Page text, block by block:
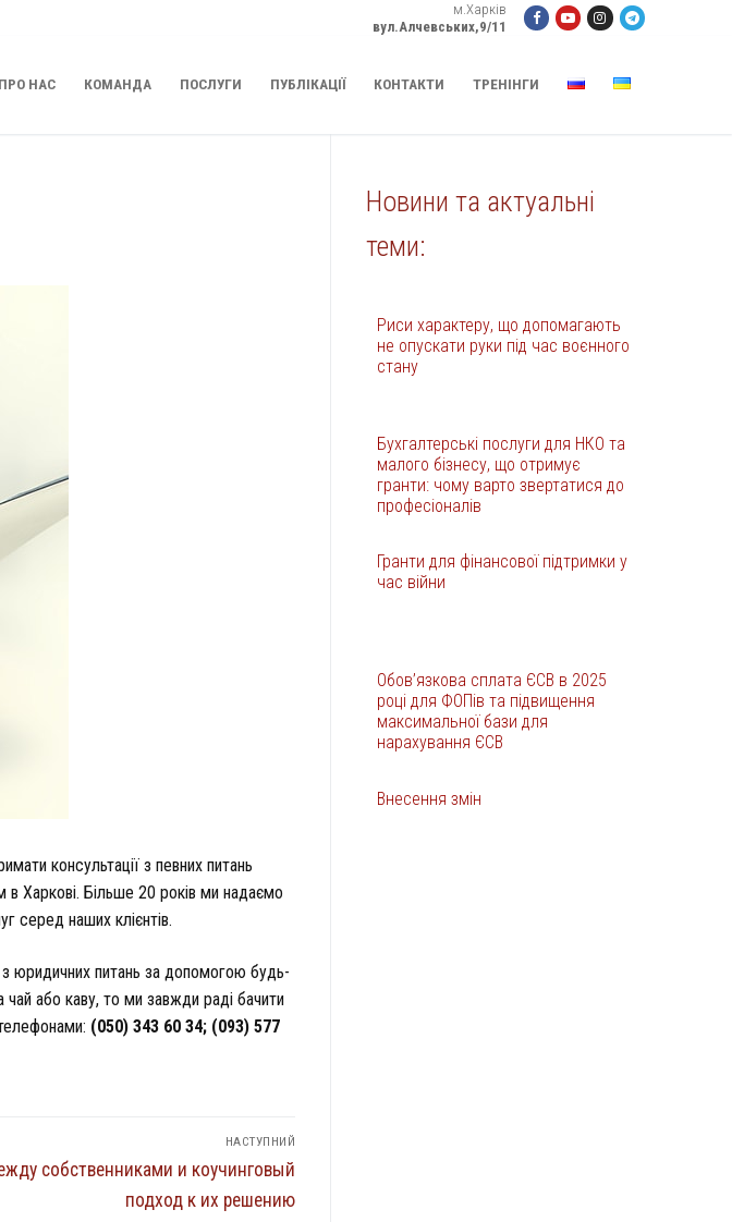
м.Харків
вул.Алчевських,9/11
ПРО НАС КОМАНДА ПОСЛУГИ ПУБЛІКАЦІЇ КОНТАКТИ ТРЕНІНГИ
консультації з певних питань
в Харкові. Більше 20 років ми надаємо
серед наших клієнтів.
юридичних питань за допомогою будь-
або каву, то ми завжди раді бачити
(050) 343 60 34; (093) 577
НАСТУПНИЙ
собственниками и коучинговый
подход к их решению
Новини та актуальні
теми:
Риси характеру, що допомагають
не опускати руки під час воєнного
стану
Бухгалтерські послуги для НКО та
малого бізнесу, що отримує
гранти: чому варто звертатися до
професіоналів
Гранти для фінансової підтримки у
час війни
Обов’язкова сплата ЄСВ в 2025
році для ФОПів та підвищення
максимальної бази для
нарахування ЄСВ
Внесення змін